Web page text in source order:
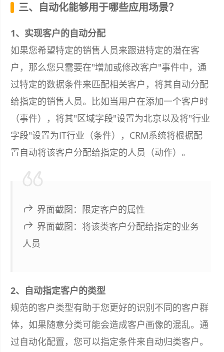
三、自动化能够用于哪些应用场景？
1、实现客户的自动分配
如果您希望特定的销售人员来跟进特定的潜在客
户，那么您只需要在"增加或修改客户"事件中，通
过特定的数据条件来匹配相关客户，将其自动分配
给指定的销售人员。比如当用户在添加一个客户时
（事件），将其"区域字段"设置为北京以及将"行业
字段"设置为IT行业（条件），CRM系统将根据配
置自动将该客户分配给指定的人员（动作）。
界面截图：限定客户的属性
界面截图：将该类客户分配给指定的业务
人员
2、自动指定客户的类型
规范的客户类型有助于您更好的识别不同的客户群
体，如果随意分类可能会造成客户画像的混乱。通
过自动化配置，您可以指定条件来自动归类客户。